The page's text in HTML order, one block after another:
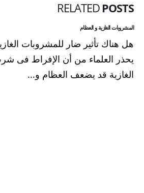
RELATED POSTS
المشروبات الغازية و العظام
هل هناك تأثير ضار للمشروبات
يحذر العلماء من أن الإفراط فى
الغازية قد يضعف العظام و...